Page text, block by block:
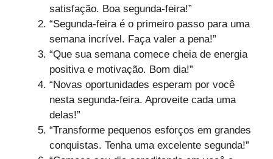
satisfação. Boa segunda-feira!”
“Segunda-feira é o primeiro passo para uma
semana incrível. Faça valer a pena!”
“Que sua semana comece cheia de energia
positiva e motivação. Bom dia!”
“Novas oportunidades esperam por você
nesta segunda-feira. Aproveite cada uma
delas!”
“Transforme pequenos esforços em grandes
conquistas. Tenha uma excelente segunda!”